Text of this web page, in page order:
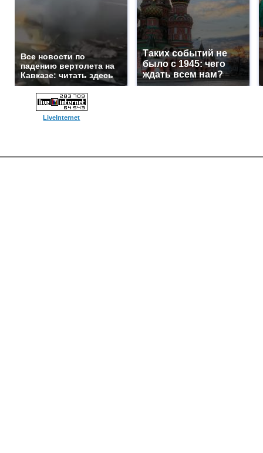
Все новости по
падению вертолета на
Кавказе: читать здесь
Таких событий не
было с 1945: чего
ждать всем нам?
LiveInternet